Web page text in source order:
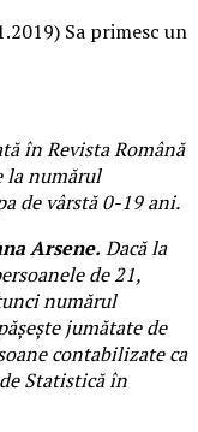
Sa primesc un
în Revista Română
la numărul
de vârstă 0-19 ani.
Arsene. Dacă la
de 21,
numărul
jumătate de
contabilizate ca
Statistică în